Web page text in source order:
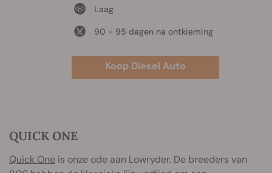
Laag
90 - 95 dagen na ontkieming
Koop Diesel Auto
QUICK ONE
Quick One is onze ode aan Lowryder. De breeders van